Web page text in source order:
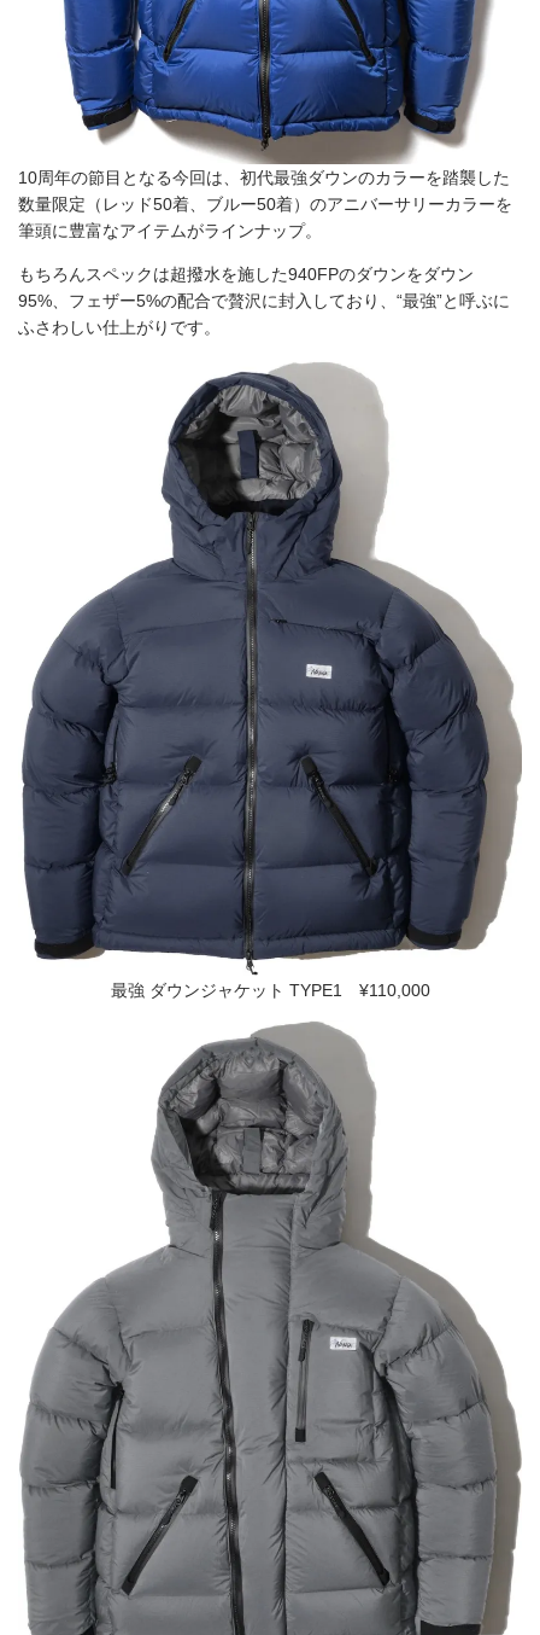
10周年の節目となる今回は、初代最強ダウンのカラーを踏襲した
数量限定（レッド50着、ブルー50着）のアニバーサリーカラーを
筆頭に豊富なアイテムがラインナップ。
もちろんスペックは超撥水を施した940FPのダウンをダウン
95%、フェザー5%の配合で贅沢に封入しており、“最強”と呼ぶに
ふさわしい仕上がりです。
最強 ダウンジャケット TYPE1 ¥110,000